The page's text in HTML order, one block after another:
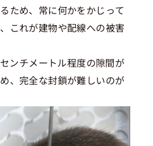
ため、常に何かをかじって
これが建物や配線への被害
ンチメートル程度の隙間が
、完全な封鎖が難しいのが